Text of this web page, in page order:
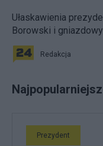
Ułaskawienia
Borowski i
Redakcja
Prezydent